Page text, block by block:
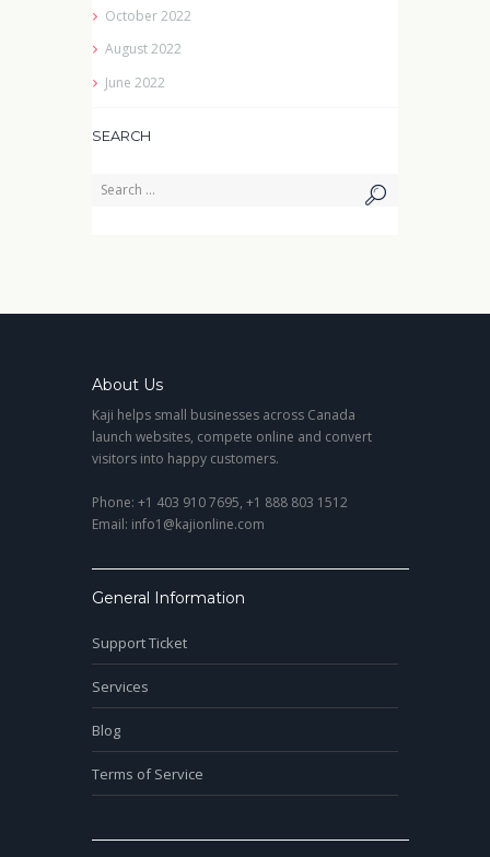
October2022
August2022
June 2022
SEARCH
About Us
Kaji helps small businesses across Canada
launch websites, compete online and convert
visitors into happy customers.
Phone: +1 403 910 7695, +1 888 803 1512
Email: info1@kajionline.com
General Information
Support Ticket
Services
Blog
Terms of Service